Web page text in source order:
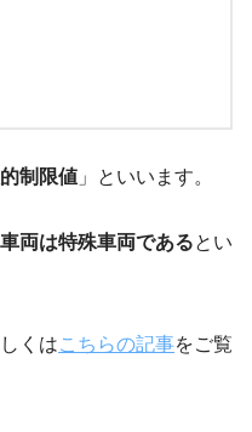
制限値 」といいます。
両は特殊車両であるとい
くはこちらの記事をご覧